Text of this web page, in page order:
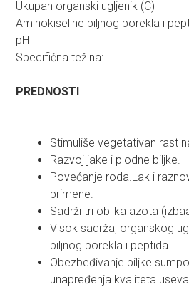
Ukupan organski ugljenik (C)
Aminokiseline biljnog porekla i
pH
Specifična težina:
PREDNOSTI
Stimuliše vegetativan rast
Razvoj jake i plodne biljke.
Povećanje roda.Lak i
primene.
Sadrži tri oblika azota
Visok sadržaj organskog
biljnog porekla i peptida
Obezbeđivanje biljke
unapređenja kvaliteta useva